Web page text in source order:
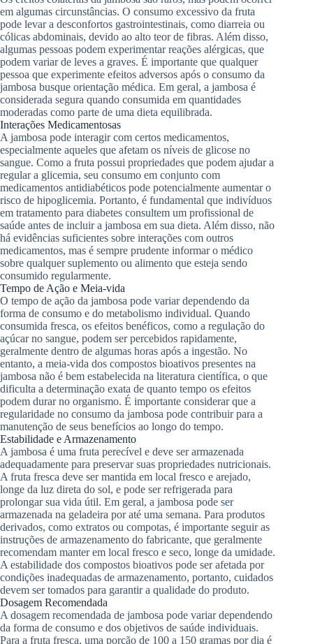
em algumas circunstâncias. O consumo excessivo da fruta
pode levar a desconfortos gastrointestinais, como diarreia ou
cólicas abdominais, devido ao alto teor de fibras. Além disso,
algumas pessoas podem experimentar reações alérgicas, que
podem variar de leves a graves. É importante que qualquer
pessoa que experimente efeitos adversos após o consumo da
jambosa busque orientação médica. Em geral, a jambosa é
considerada segura quando consumida em quantidades
moderadas como parte de uma dieta equilibrada.
Interações Medicamentosas
A jambosa pode interagir com certos medicamentos,
especialmente aqueles que afetam os níveis de glicose no
sangue. Como a fruta possui propriedades que podem ajudar a
regular a glicemia, seu consumo em conjunto com
medicamentos antidiabéticos pode potencialmente aumentar o
risco de hipoglicemia. Portanto, é fundamental que indivíduos
em tratamento para diabetes consultem um profissional de
saúde antes de incluir a jambosa em sua dieta. Além disso, não
há evidências suficientes sobre interações com outros
medicamentos, mas é sempre prudente informar o médico
sobre qualquer suplemento ou alimento que esteja sendo
consumido regularmente.
Tempo de Ação e Meia-vida
O tempo de ação da jambosa pode variar dependendo da
forma de consumo e do metabolismo individual. Quando
consumida fresca, os efeitos benéficos, como a regulação do
açúcar no sangue, podem ser percebidos rapidamente,
geralmente dentro de algumas horas após a ingestão. No
entanto, a meia-vida dos compostos bioativos presentes na
jambosa não é bem estabelecida na literatura científica, o que
dificulta a determinação exata de quanto tempo os efeitos
podem durar no organismo. É importante considerar que a
regularidade no consumo da jambosa pode contribuir para a
manutenção de seus benefícios ao longo do tempo.
Estabilidade e Armazenamento
A jambosa é uma fruta perecível e deve ser armazenada
adequadamente para preservar suas propriedades nutricionais.
A fruta fresca deve ser mantida em local fresco e arejado,
longe da luz direta do sol, e pode ser refrigerada para
prolongar sua vida útil. Em geral, a jambosa pode ser
armazenada na geladeira por até uma semana. Para produtos
derivados, como extratos ou compotas, é importante seguir as
instruções de armazenamento do fabricante, que geralmente
recomendam manter em local fresco e seco, longe da umidade.
A estabilidade dos compostos bioativos pode ser afetada por
condições inadequadas de armazenamento, portanto, cuidados
devem ser tomados para garantir a qualidade do produto.
Dosagem Recomendada
A dosagem recomendada de jambosa pode variar dependendo
da forma de consumo e dos objetivos de saúde individuais.
Para a fruta fresca, uma porção de 100 a 150 gramas por dia é